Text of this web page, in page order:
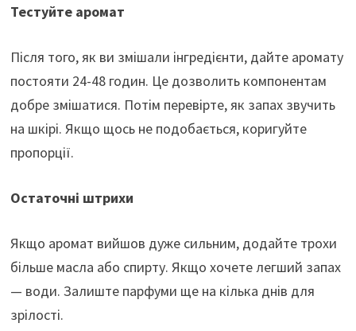
Тестуйте аромат
Після того, як ви змішали інгредієнти, дайте аромату
постояти 24-48 годин. Це дозволить компонентам
добре змішатися. Потім перевірте, як запах звучить
на шкірі. Якщо щось не подобається, коригуйте
пропорції.
Остаточні штрихи
Якщо аромат вийшов дуже сильним, додайте трохи
більше масла або спирту. Якщо хочете легший запах
— води. Залиште парфуми ще на кілька днів для
зрілості.